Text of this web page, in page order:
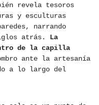
revela tesoros
y esculturas
narrando
atrás. La
de la capilla
ante la artesanía
a lo largo del